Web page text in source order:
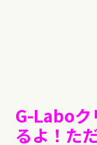
G-Laboク
るよ！た